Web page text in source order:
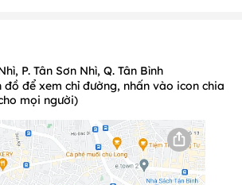
P. Tân Sơn Nhì, Q. Tân Bình
để xem chỉ đường, nhấn vào icon chia
mọi người)